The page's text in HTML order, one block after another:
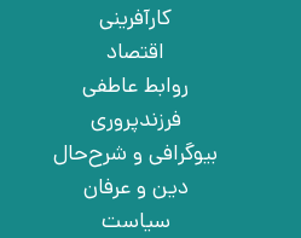
کارآفرینی
اقتصاد
روابط عاطفی
فرزندپروری
بیوگرافی و شرح‌حال
دین و عرفان
سیاست